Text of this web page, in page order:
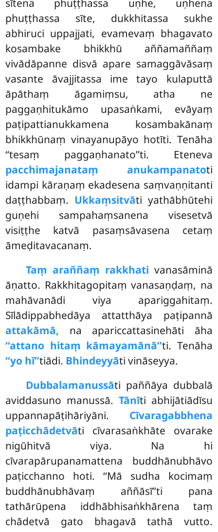
sītena phuṭṭhassa uṇhe, uṇhena
phuṭṭhassa sīte, dukkhitassa sukhe
abhiruci uppajjati, evamevaṃ bhagavato
kosambake bhikkhū aññamaññaṃ
vivādāpanne disvā apare samaggāvāsaṃ
vasante āvajjitassa ime tayo kulaputtā
āpāthaṃ āgamiṃsu, atha ne
paggaṇhitukāmo upasaṅkami, evāyaṃ
paṭipattianukkamena kosambakānaṃ
bhikkhūnaṃ vinayanupāyo hotīti. Tenāha
‘‘tesaṃ paggaṇhanato’’ti. Eteneva
pacchimajanataṃ anukampanatoti
idampi kāraṇaṃ ekadesena saṃvaṇṇitanti
daṭṭhabbaṃ. Ukkaṃsitvāti yathābhūtehi
guṇehi sampahaṃsanena visesetvā
visiṭṭhe katvā pasaṃsāvasena cetaṃ
āmeḍitavacanaṃ.
Taṃ araññaṃ rakkhati vanasāminā
āṇatto. Rakkhitagopitaṃ vanasaṇḍaṃ, na
mahāvanādi viya apariggahitaṃ.
Sīlādippabhedāya attatthāya paṭipannā
attakāmā, na apariccattasinehāti āha
‘‘attano hitaṃ kāmayamānā’’ti. Tenāha
‘‘yo hī’’tiādi. Bhindeyyāti vināseyya.
Dubbalamanussāti paññāya dubbalā
aviddasuno manussā. Tānīti abhijātiādīsu
uppannapāṭihāriyāni. Cīvaragabbhena
paṭicchādetvāti cīvarasaṅkhāte ovarake
nigūhitvā viya. Na hi
cīvarapārupanamattena buddhānubhāvo
paṭicchanno hoti. ‘‘Mā sudha kocimaṃ
buddhānubhāvaṃ aññāsī’’ti pana
tathārūpena iddhābhisaṅkhārena taṃ
chādetvā gato bhagavā tathā vutto.